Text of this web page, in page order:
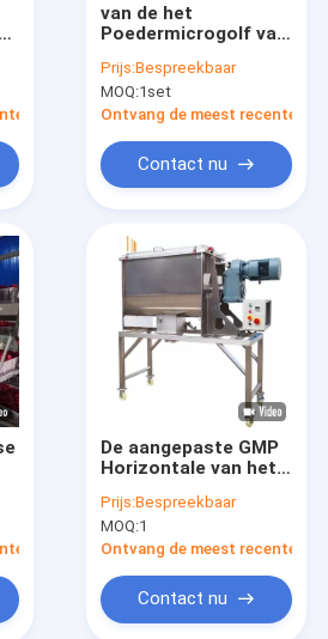
Prijs
van de het
Poedermicrogolf van
Tunnel Oven
Industrial Drying
Machine
Prijs:Bespreekbaar
MOQ:1set
Ontvang de meest recente
Contact nu
Prijs
De aangepaste GMP
Horizontale van het
van de Lintmixer
Mixer 1500kg/Partij
Prijs:Bespreekbaar
MOQ:1
Ontvang de meest recente
Contact nu